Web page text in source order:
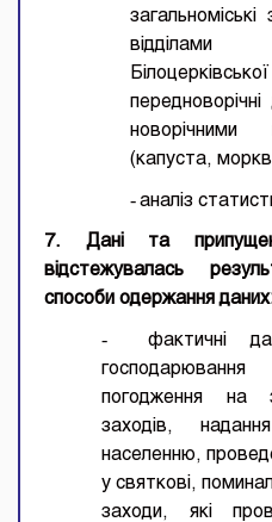
відділами
новорічними
(капуста,
- аналіз
7. Дані та
відстежувалась
способи одержання
-
фактичні
погодження на
заходів,
населенню,
у святкові,
заходи, які